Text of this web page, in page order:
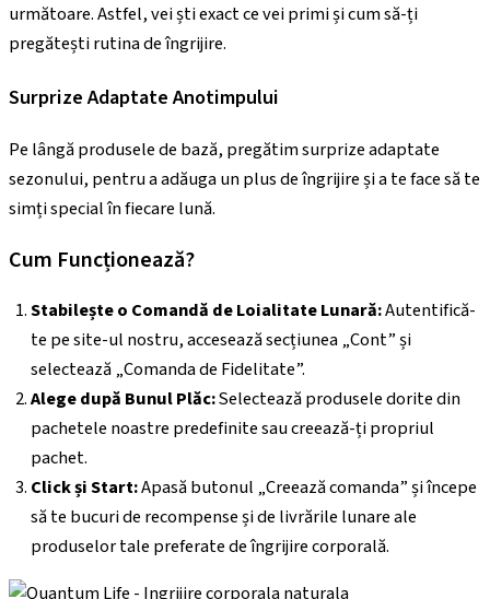
următoare. Astfel, vei ști exact ce vei primi și cum să-ți
pregătești rutina de îngrijire.
Surprize Adaptate Anotimpului
Pe lângă produsele de bază, pregătim surprize adaptate
sezonului, pentru a adăuga un plus de îngrijire și a te face să te
simți special în fiecare lună.
Cum Funcționează?
Stabilește o Comandă de Loialitate Lunară:Autentifică-
te pe site-ul nostru, accesează secțiunea „Cont” și
selectează „Comanda de Fidelitate”.
Alege după Bunul Plăc:Selectează produsele dorite din
pachetele noastre predefinite sau creează-ți propriul
pachet.
Click și Start:Apasă butonul „Creează comanda” și începe
să te bucuri de recompense și de livrările lunare ale
produselor tale preferate de îngrijire corporală.